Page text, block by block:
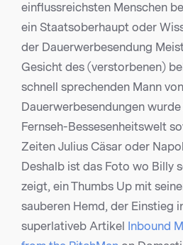
einflussreichsten Menschen
ein Staatsoberhaupt oder
der Dauerwerbesendung
Gesicht des (verstorbenen)
schnell sprechenden Mann
Dauerwerbesendungen
Fernseh-Bessesenheitswelt
Zeiten Julius Cäsar oder
Deshalb ist das Foto wo Billy
zeigt, ein Thumbs Up mit
sauberen Hemd, der Einstieg
superlativeb Artikel
Inbound